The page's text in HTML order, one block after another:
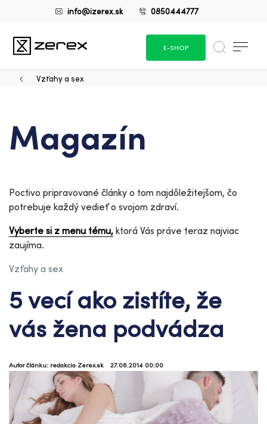
info@izerex.sk 0850444777
E-SHOP
Vzťahy a sex
Magazín
Poctivo pripravované články o tom najdôležitejšom, čo
potrebuje každý vedieť o svojom zdraví.
Vyberte si z menu tému, ktorá Vás práve teraz najviac
zaujíma.
Vzťahy a sex
5 vecí ako zistíte, že
vás žena podvádza
Autor článku: redakcia Zerex.sk 27.06.2014 00:00